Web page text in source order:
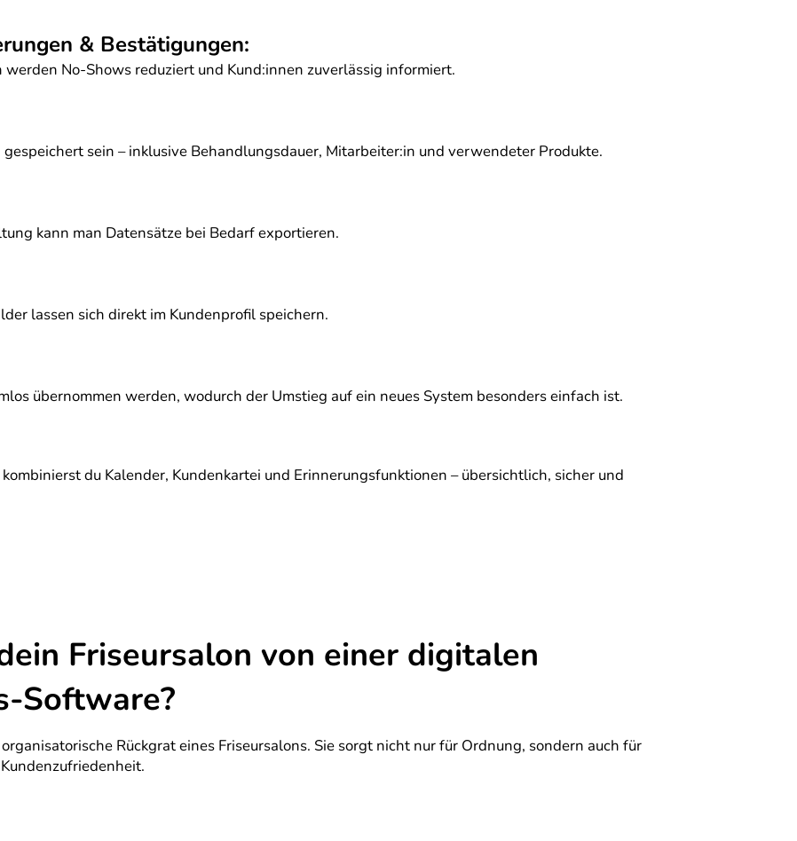
& Bestätigungen:
No-Shows reduziert und Kund:innen zuverlässig informiert.
sein – inklusive Behandlungsdauer, Mitarbeiter:in und verwendeter Produkte.
kann man Datensätze bei Bedarf exportieren.
lassen sich direkt im Kundenprofil speichern.
übernommen werden, wodurch der Umstieg auf ein neues System besonders einfach ist.
du Kalender, Kundenkartei und Erinnerungsfunktionen – übersichtlich, sicher und
Friseursalon von einer digitalen
Software?
Rückgrat eines Friseursalons. Sie sorgt nicht nur für Ordnung, sondern auch für